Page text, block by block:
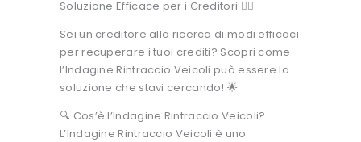
Soluzione Efficace per i Creditori 🕵️‍♂️
Sei un creditore alla ricerca di modi efficaci
per recuperare i tuoi crediti? Scopri come
l’Indagine Rintraccio Veicoli può essere la
soluzione che stavi cercando! 🌟
🔍 Cos’è l’Indagine Rintraccio Veicoli?
L’Indagine Rintraccio Veicoli è uno